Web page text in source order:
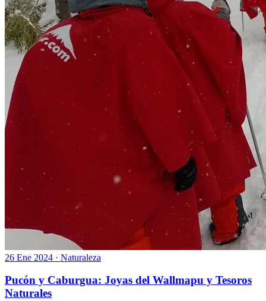
26 Ene 2024 · Naturaleza
Pucón y Caburgua: Joyas del Wallmapu y Tesoros
Naturales